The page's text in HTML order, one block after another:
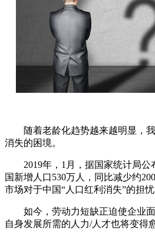
随着老龄化趋势越来越明显，我
消失的困境。
2019年，1月，据国家统计局公
国新增人口530万人，同比减少约
市场对于中国“人口红利消失”的担忧
如今，劳动力短缺正迫使企业面
自身发展所需的人力/人才也将变得